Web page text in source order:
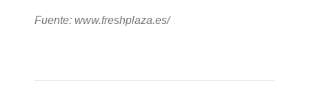
Fuente: www.freshplaza.es/